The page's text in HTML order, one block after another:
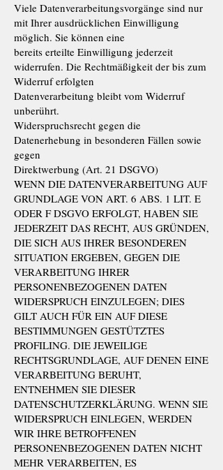
Viele Datenverarbeitungsvorgänge sind nur
mit Ihrer ausdrücklichen Einwilligung
möglich. Sie können eine
bereits erteilte Einwilligung jederzeit
widerrufen. Die Rechtmäßigkeit der bis zum
Widerruf erfolgten
Datenverarbeitung bleibt vom Widerruf
unberührt.
Widerspruchsrecht gegen die
Datenerhebung in besonderen Fällen sowie
gegen
Direktwerbung (Art. 21 DSGVO)
WENN DIE DATENVERARBEITUNG AUF
GRUNDLAGE VON ART. 6 ABS. 1 LIT. E
ODER F DSGVO ERFOLGT, HABEN SIE
JEDERZEIT DAS RECHT, AUS GRÜNDEN,
DIE SICH AUS IHRER BESONDEREN
SITUATION ERGEBEN, GEGEN DIE
VERARBEITUNG IHRER
PERSONENBEZOGENEN DATEN
WIDERSPRUCH EINZULEGEN; DIES
GILT AUCH FÜR EIN AUF DIESE
BESTIMMUNGEN GESTÜTZTES
PROFILING. DIE JEWEILIGE
RECHTSGRUNDLAGE, AUF DENEN EINE
VERARBEITUNG BERUHT,
ENTNEHMEN SIE DIESER
DATENSCHUTZERKLÄRUNG. WENN SIE
WIDERSPRUCH EINLEGEN, WERDEN
WIR IHRE BETROFFENEN
PERSONENBEZOGENEN DATEN NICHT
MEHR VERARBEITEN, ES